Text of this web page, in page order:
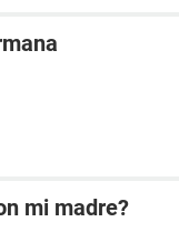
mi madre?